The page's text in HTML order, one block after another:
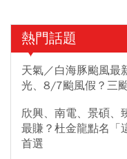
熱門話題
天氣／白海豚颱風最
光、8/7颱風假？三
欣興、南電、景碩、
最賺？杜金龍點名「
首選